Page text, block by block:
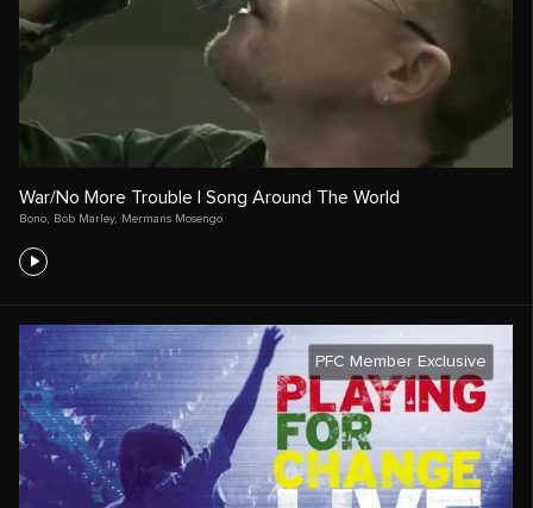
War/No More Trouble | Song Around The World
Bono Bob Marley, Mermans Mosengo
PFC Member Exclusive